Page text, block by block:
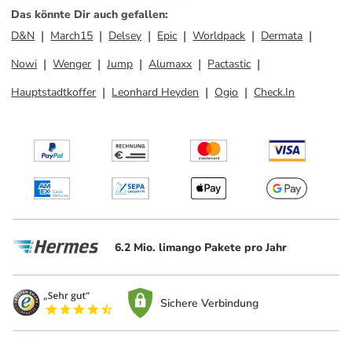
Das könnte Dir auch gefallen:
D&N
March15 Delsey Epic Worldpack
Dermata
Nowi
Wenger Jump Alumaxx
Pactastic
Hauptstadtkoffer
Leonhard Heyden Ogio Check.In
6.2 Mio. limango Pakete pro Jahr
Sichere Verbindung